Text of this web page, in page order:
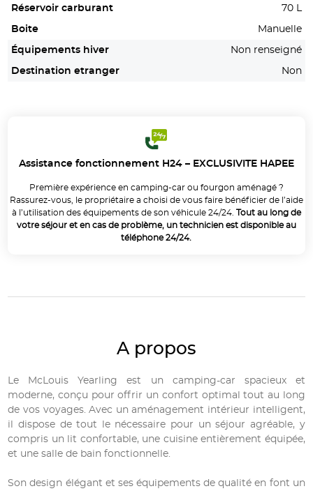
Réservoir carburant 70 L
Boite Manuelle
Équipements hiver Non renseigné
Destination etranger Non
Assistance fonctionnement H24 – EXCLUSIVITE HAPEE
Première expérience en camping-car ou fourgon aménagé ?
Rassurez-vous, le propriétaire a choisi de vous faire bénéficier de l’aide
à l’utilisation des équipements de son véhicule 24/24. Tout au long de
votre séjour et en cas de problème, un technicien est disponible au
téléphone 24/24.
A propos
Le McLouis Yearling est un camping-car spacieux et
moderne, conçu pour offrir un confort optimal tout au long
de vos voyages. Avec un aménagement intérieur intelligent,
il dispose de tout le nécessaire pour un séjour agréable, y
compris un lit confortable, une cuisine entièrement équipée,
et une salle de bain fonctionnelle.
Son design élégant et ses équipements de qualité en font un